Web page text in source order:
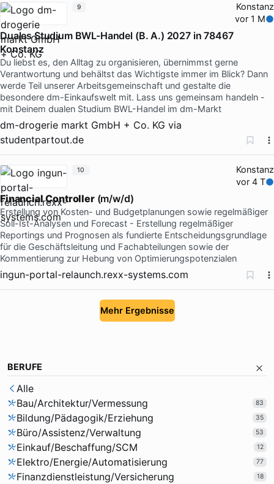
Konstanz
vor 1 M
Duales Studium BWL-Handel (B. A.) 2027 in 78467
Konstanz
Du liebst es, den Alltag zu organisieren, übernimmst gerne
Verantwortung und behältst das Wichtigste immer im Blick? Dann
werde Teil unserer Arbeitsgemeinschaft und gestalte die
besondere dm-Einkaufswelt mit. Lass uns gemeinsam handeln -
mit Deinem dualen Studium BWL-Handel im dm-Markt
dm-drogerie markt GmbH + Co. KG via
studentpartout.de
9
Konstanz
vor 4 T
FinancialController(m/w/d)
Erstellung von Kosten- und Budgetplanungen sowie regelmäßiger
Soll-Ist-Analysen und Forecast - Erstellung regelmäßiger
Reportings und Prognosen als fundierte Entscheidungsgrundlage
für die Geschäftsleitung und Fachabteilungen sowie der
Kommentierung zur Hebung von Optimierungspotenzialen
ingun-portal-relaunch.rexx-systems.com
10
Mehr Ergebnisse
BERUFE
Alle
Bau/Architektur/Vermessung
83
Bildung/Pädagogik/Erziehung 35
Büro/Assistenz/Verwaltung 53
Einkauf/Beschaffung/SCM 12
Elektro/Energie/Automatisierung 77
Finanzdienstleistung/Versicherung 18